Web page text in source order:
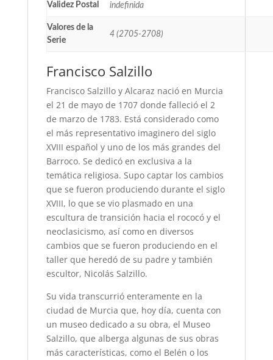
Validez Postal indefinida
Valores de la
Serie
4 (2705-2708)
Francisco Salzillo
Francisco Salzillo y Alcaraz nació en Murcia
el 21 de mayo de 1707 donde falleció el 2
de marzo de 1783. Está considerado como
el más representativo imaginero del siglo
XVIII español y uno de los más grandes del
Barroco. Se dedicó en exclusiva a la
temática religiosa. Supo captar los cambios
que se fueron produciendo durante el siglo
XVIII, lo que se vio plasmado en una
escultura de transición hacia el rococó y el
neoclasicismo, así como en diversos
cambios que se fueron produciendo en el
taller que heredó de su padre y también
escultor, Nicolás Salzillo.
Su vida transcurrió enteramente en la
ciudad de Murcia que, hoy día, cuenta con
un museo dedicado a su obra, el Museo
Salzillo, que alberga algunas de sus obras
más características, como el Belén o los